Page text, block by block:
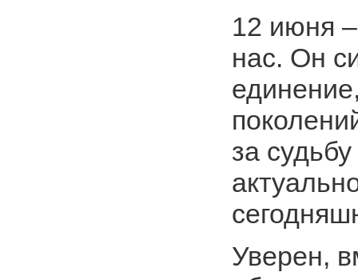
12 июня
нас. Он
за
Уверен,